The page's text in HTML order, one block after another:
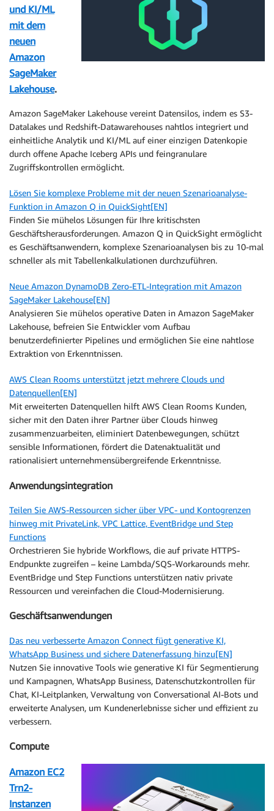
und KI/ML
mit dem
neuen
Amazon
SageMaker
Lakehouse.
Amazon SageMaker Lakehouse vereint Datensilos, indem es S3-
Datalakes und Redshift-Datawarehouses nahtlos integriert und
einheitliche Analytik und KI/ML auf einer einzigen Datenkopie
durch offene Apache Iceberg APIs und feingranulare
Zugriffskontrollen ermöglicht.
Lösen Sie komplexe Probleme mit der neuen Szenarioanalyse-
Funktion in Amazon Q in QuickSight[EN]
Finden Sie mühelos Lösungen für Ihre kritischsten
Geschäftsherausforderungen. Amazon Q in QuickSight ermöglicht
es Geschäftsanwendern, komplexe Szenarioanalysen bis zu 10-mal
schneller als mit Tabellenkalkulationen durchzuführen.
Neue Amazon DynamoDB Zero-ETL-Integration mit Amazon
SageMaker Lakehouse[EN]
Analysieren Sie mühelos operative Daten in Amazon SageMaker
Lakehouse, befreien Sie Entwickler vom Aufbau
benutzerdefinierter Pipelines und ermöglichen Sie eine nahtlose
Extraktion von Erkenntnissen.
AWS Clean Rooms unterstützt jetzt mehrere Clouds und
Datenquellen[EN]
Mit erweiterten Datenquellen hilft AWS Clean Rooms Kunden,
sicher mit den Daten ihrer Partner über Clouds hinweg
zusammenzuarbeiten, eliminiert Datenbewegungen, schützt
sensible Informationen, fördert die Datenaktualität und
rationalisiert unternehmensübergreifende Erkenntnisse.
Anwendungsintegration
Teilen Sie AWS-Ressourcen sicher über VPC- und Kontogrenzen
hinweg mit PrivateLink, VPC Lattice, EventBridge und Step
Functions
Orchestrieren Sie hybride Workflows, die auf private HTTPS-
Endpunkte zugreifen – keine Lambda/SQS-Workarounds mehr.
EventBridge und Step Functions unterstützen nativ private
Ressourcen und vereinfachen die Cloud-Modernisierung.
Geschäftsanwendungen
Das neu verbesserte Amazon Connect fügt generative KI,
WhatsApp Business und sichere Datenerfassung hinzu[EN]
Nutzen Sie innovative Tools wie generative KI für Segmentierung
und Kampagnen, WhatsApp Business, Datenschutzkontrollen für
Chat, KI-Leitplanken, Verwaltung von Conversational AI-Bots und
erweiterte Analysen, um Kundenerlebnisse sicher und effizient zu
verbessern.
Compute
Amazon EC2
Trn2-
Instanzen